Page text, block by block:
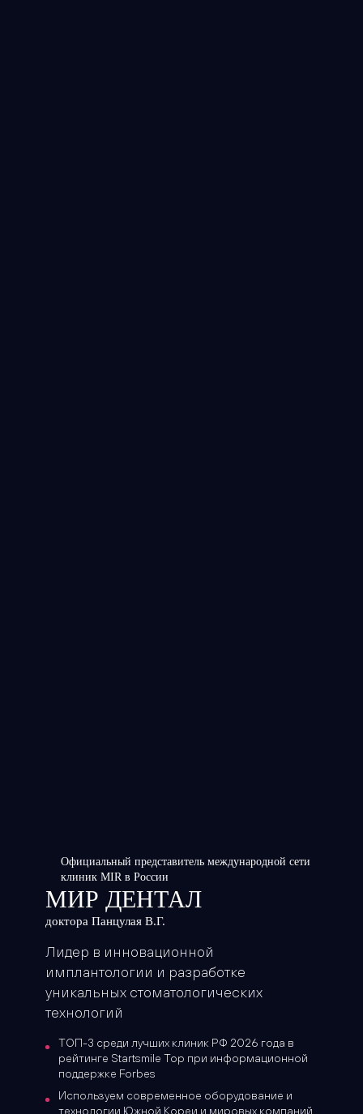
Официальный представитель международной сети
клиник MIR в России
МИР ДЕНТАЛ
доктора Панцулая В.Г.
Лидер в инновационной
имплантологии и разработке
уникальных стоматологических
технологий
ТОП-3 среди лучших клиник РФ 2026 года в
рейтинге Startsmile Top при информационной
поддержке Forbes
Используем современное оборудование и
технологии Южной Кореи и мировых компаний